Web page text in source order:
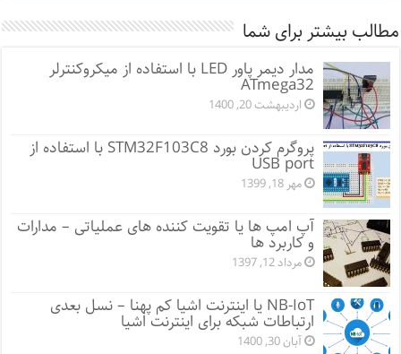
مطالب بیشتر برای شما
مدار دیمر پاور LED با استفاده از میکروکنترلر
ATmega32
اردیبهشت 20, 1400
پروگرم کردن بورد STM32F103C8 با استفاده از
USB port
مهر 18, 1399
آپ امپ ها یا تقویت کننده های عملیاتی – مدارات
و کاربرد ها
مرداد 12, 1397
NB-IoT یا اینترنت اشیا کم پهنا – نسل بعدی
ارتباطات شبکه برای اینترنت اشیا
آبان 30, 1400